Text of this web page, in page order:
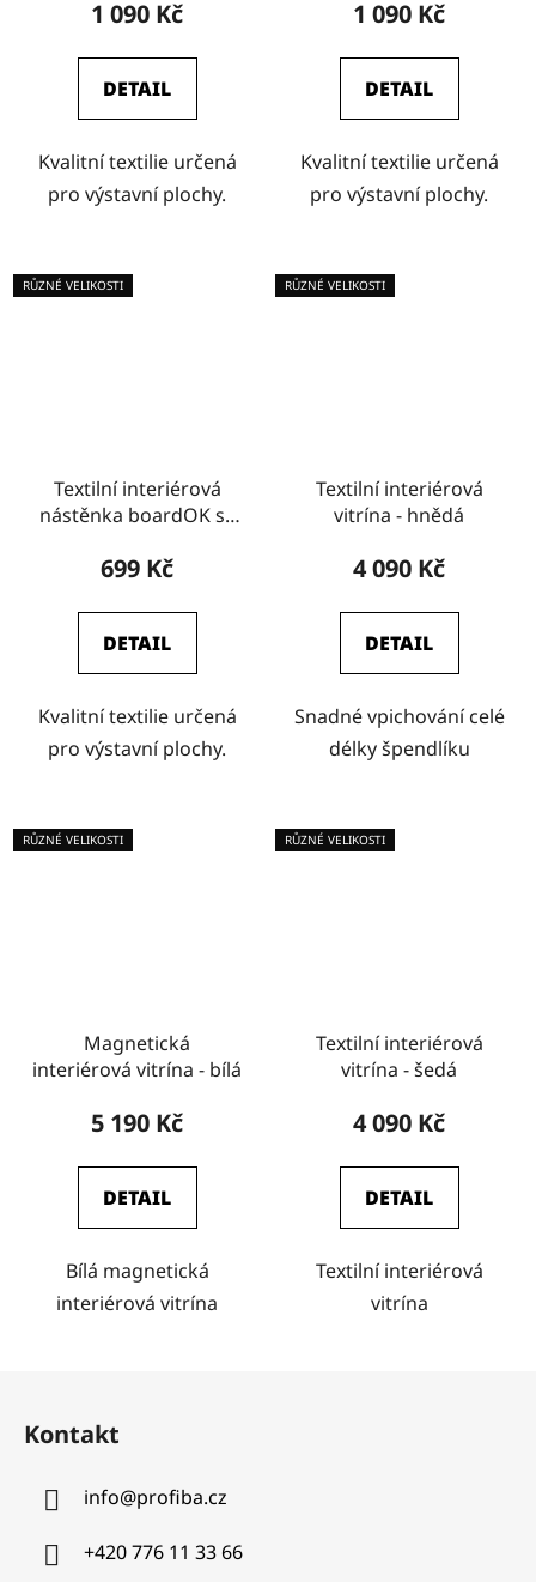
1 090 Kč
DETAIL
Kvalitní textilie určená
pro výstavní plochy.
1 090 Kč
DETAIL
Kvalitní textilie určená
pro výstavní plochy.
RŮZNÉ VELIKOSTI
Textilní interiérová
nástěnka boardOK se
699 Kč
DETAIL
Kvalitní textilie určená
pro výstavní plochy.
RŮZNÉ VELIKOSTI
Textilní interiérová
vitrína - hnědá
4 090 Kč
DETAIL
Snadné vpichování celé
délky špendlíku
RŮZNÉ VELIKOSTI
Magnetická
interiérová vitrína - bílá
5 190 Kč
DETAIL
Bílá magnetická
interiérová vitrína
RŮZNÉ VELIKOSTI
Textilní interiérová
vitrína - šedá
4 090 Kč
DETAIL
Textilní interiérová
vitrína
Kontakt
info@profiba.cz
+420 776 11 33 66